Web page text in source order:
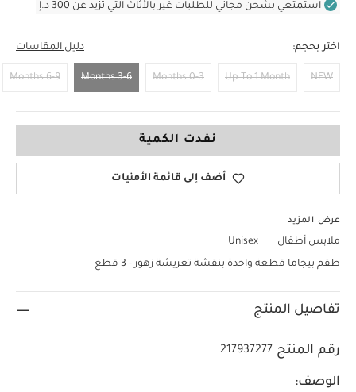
استمتعي بشحن مجاني للطلبات غير بالأثاث التي تزيد عن 300 د.إ
اختر بحجم: دليل المقاسات
NEW
Up To 1 Month
0-3 Months
3-6 Months
6-9 Months
نفدت الكمية
أضف إلى قائمة الأمنيات
عرض المزيد
ملابس أطفال
Unisex
طقم بيجاما قطعة واحدة بنقشة تعريشة زهور - 3 قطع
تفاصيل المنتج
رقم المنتج 217937277
الوصف: